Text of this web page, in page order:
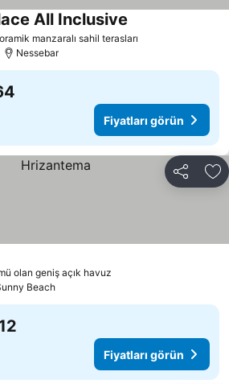
manzaralı sahil terasları
All Inclusive
Nessebar
Fiyatları görün
Paylaş
olan geniş açık havuz
Beach
Fiyatları görün